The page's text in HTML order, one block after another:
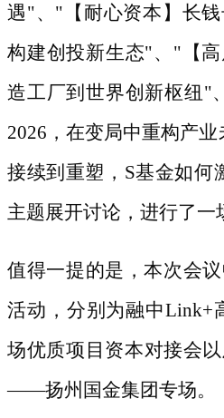
遇"、"【耐心资本】长
构建创投新生态"、"【
造工厂到世界创新枢纽"
2026，在变局中重构产
接续到重塑，S基金如何
主题展开讨论，进行了一
值得一提的是，本次会
活动，分别为融中Link+
场优质项目资本对接会
——扬州国金集团专场。